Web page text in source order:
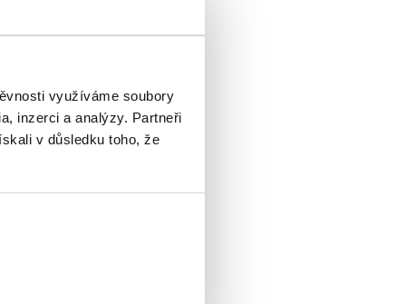
využíváme soubory
inzerci a analýzy. Partneři
v důsledku toho, že
– cena